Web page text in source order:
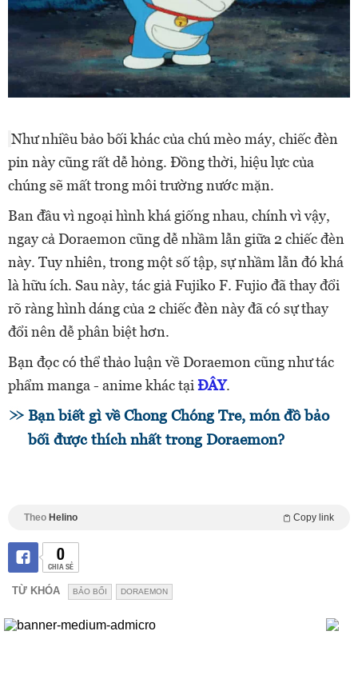
Như nhiều bảo bối khác của chú mèo máy, chiếc đèn
pin này cũng rất dễ hỏng. Đồng thời, hiệu lực của
chúng sẽ mất trong môi trường nước mặn.
Ban đầu vì ngoại hình khá giống nhau, chính vì vậy,
ngay cả Doraemon cũng dễ nhầm lẫn giữa 2 chiếc đèn
này. Tuy nhiên, trong một số tập, sự nhầm lẫn đó khá
là hữu ích. Sau này, tác giả Fujiko F. Fujio đã thay đổi
rõ ràng hình dáng của 2 chiếc đèn này đã có sự thay
đổi nên dễ phân biệt hơn.
Bạn đọc có thể thảo luận về Doraemon cũng như tác
phẩm manga - anime khác tạiĐÂY.
Bạn biết gì về Chong Chóng Tre, món đồ bảo
bối được thích nhất trong Doraemon?
Theo Helino Copy link
0
CHIA SẺ
TỪ KHÓA BẢO BỐI DORAEMON